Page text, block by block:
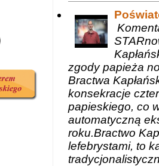
zgody papieża
Bractwa
konsekracje
papieskiego, co
automatyczną
roku.Bractwo
lefebrystami, to